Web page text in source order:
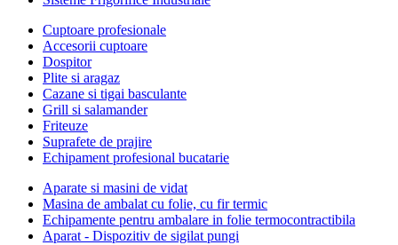
Cuptoare profesionale
Accesorii cuptoare
Dospitor
Plite si aragaz
Cazane si tigai basculante
Grill si salamander
Friteuze
Suprafete de prajire
Echipament profesional bucatarie
Aparate si masini de vidat
Masina de ambalat cu folie, cu fir termic
Echipamente pentru ambalare in folie termocontractibila
Aparat - Dispozitiv de sigilat pungi